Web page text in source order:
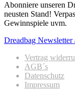
Abonniere unseren
neusten Stand!
Gewinnspiele uvm.
Dreadbag Newsletter
Vertrag
AGB´s
Datenschutz
Impressum